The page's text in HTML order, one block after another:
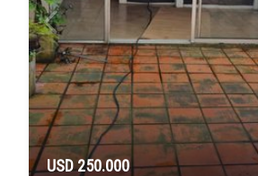
USD 250.000